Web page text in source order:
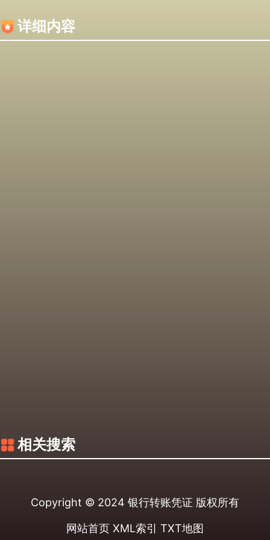
详细内容
相关搜索
Copyright © 2024 银行转账凭证 版权所有
网站首页 XML索引 TXT地图